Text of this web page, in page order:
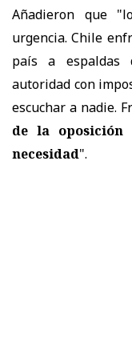
Añadieron que
urgencia. Chile
país a espaldas
autoridad con
escuchar a nadie.
de la
necesidad".